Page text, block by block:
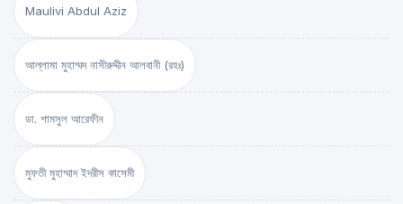
Maulivi Abdul Aziz
আল্লামা মুহাম্মদ নাসীরুদ্দীন আলবানী (রহঃ)
ডা. শামসুল আরেফীন
মুফতী মুহাম্মাদ ইদরীস কাসেমী